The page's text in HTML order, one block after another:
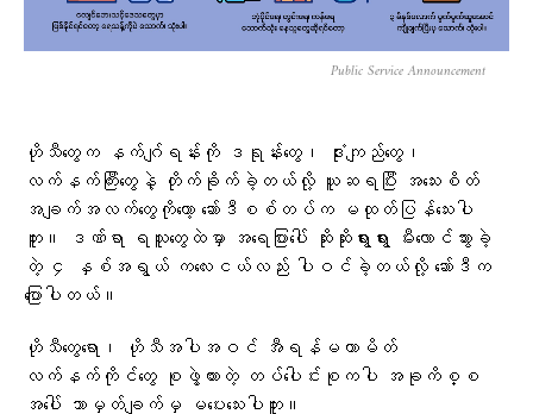
Public Service Announcement
ဟိုသီတွေက နက်ဂျ်ရန်းကို ဒရုန်းတွေ၊ ဒုံးကျည်တွေ၊
လက်နက်ကြီးတွေနဲ့ တိုက်ခိုက်ခဲ့တယ်လို့ ယူဆရပြီး အသေးစိတ်
အချက်အလက်တွေကိုတော့ ဆော်ဒီစစ်တပ်က မထုတ်ပြန်သေးပါ
ဘူး။ ဒဏ်ရာ ရသူတွေထဲမှာ အရေပြားပေါ် ဆိုးဆိုးရွားရွား မီးလောင်သွားခဲ့
တဲ့ ၄ နှစ်အရွယ် ကလေးငယ်လည်း ပါဝင်ခဲ့တယ်လို့ ဆော်ဒီက
ပြောပါတယ်။
ဟိုသီတွေရော၊ ဟိုသီအပါအဝင် အီရန်မဟာမိတ်
လက်နက်ကိုင်တွေ စုဖွဲ့ထားတဲ့ တပ်ပေါင်းစုကပါ အခုကိစ္စ
အပေါ် ဘာမှတ်ချက်မှ မပေးသေးပါဘူး။